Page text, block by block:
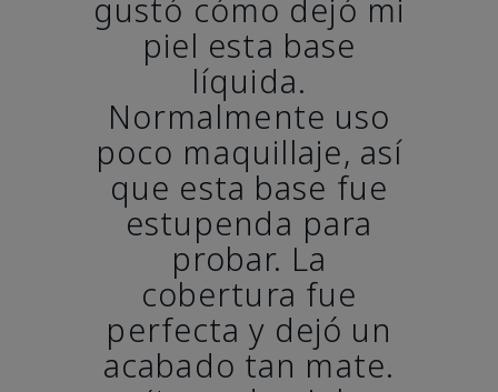
gustó cómo dejó mi
piel esta base
líquida.
Normalmente uso
poco maquillaje, así
que esta base fue
estupenda para
probar. La
cobertura fue
perfecta y dejó un
acabado tan mate.